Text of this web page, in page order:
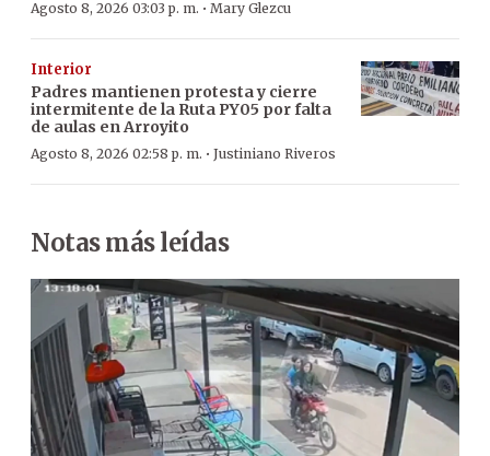
Agosto 8, 2026 03:03 p. m. · Mary Glezcu
Interior
Padres mantienen protesta y cierre
intermitente de la Ruta PY05 por falta
de aulas en Arroyito
Agosto 8, 2026 02:58 p. m. · Justiniano Riveros
Notas más leídas